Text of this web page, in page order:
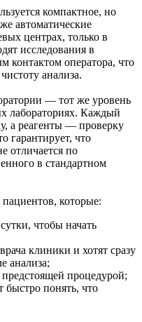
компактное, но
автоматические
центрах, только в
исследования в
контактом оператора, что
анализа.
— тот же уровень
лабораториях. Каждый
а реагенты — проверку
гарантирует, что
отличается по
в стандартном
которые:
чтобы начать
клиники и хотят сразу
анализа;
процедурой;
быстро понять, что